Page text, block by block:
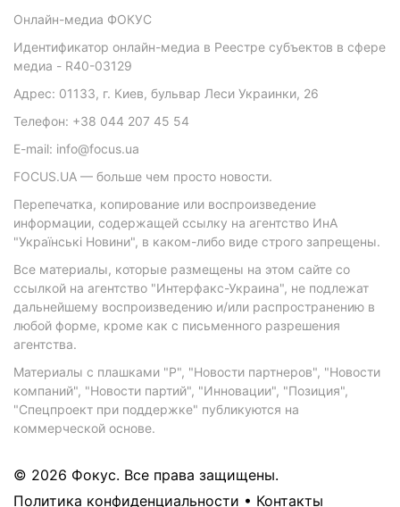
Онлайн-медиа ФОКУС
Идентификатор онлайн-медиа в Реестре субъектов в сфере
медиа - R40-03129
Адрес: 01133, г. Киев, бульвар Леси Украинки, 26
Телефон: +38 044 207 45 54
E-mail: info@focus.ua
FOCUS.UA — больше чем просто новости.
Перепечатка, копирование или воспроизведение
информации, содержащей ссылку на агентство ИнА
"Українські Новини", в каком-либо виде строго запрещены.
Все материалы, которые размещены на этом сайте со
ссылкой на агентство "Интерфакс-Украина", не подлежат
дальнейшему воспроизведению и/или распространению в
любой форме, кроме как с письменного разрешения
агентства.
Материалы с плашками "Р", "Новости партнеров", "Новости
компаний", "Новости партий", "Инновации", "Позиция",
"Спецпроект при поддержке" публикуются на
коммерческой основе.
© 2026 Фокус. Все права защищены.
Политика конфиденциальности • Контакты